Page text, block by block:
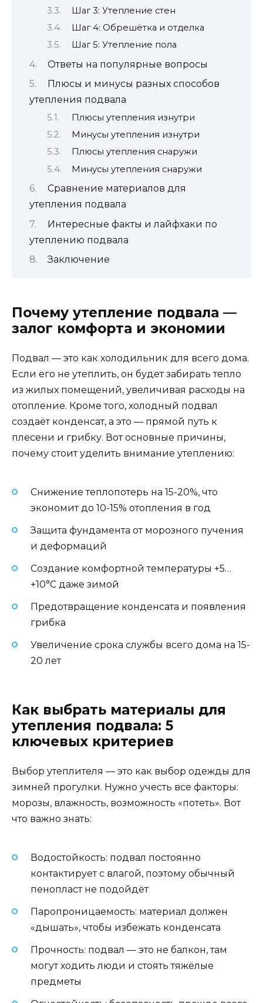
Шаг 3: Утепление стен
Шаг 4: Обрешётка и отделка
Шаг 5: Утепление пола
Ответы на популярные вопросы
Плюсы и минусы разных способов
утепления подвала
Плюсы утепления изнутри
Минусы утепления изнутри
Плюсы утепления снаружи
Минусы утепления снаружи
Сравнение материалов для
утепления подвала
Интересные факты и лайфхаки по
утеплению подвала
Заключение
Почему утепление подвала —
залог комфорта и экономии
Подвал — это как холодильник для всего дома.
Если его не утеплить, он будет забирать тепло
из жилых помещений, увеличивая расходы на
отопление. Кроме того, холодный подвал
создаёт конденсат, а это — прямой путь к
плесени и грибку. Вот основные причины,
почему стоит уделить внимание утеплению:
Снижение теплопотерь на 15-20%, что
экономит до 10-15% отопления в год
Защита фундамента от морозного пучения
и деформаций
Создание комфортной температуры +5…
+10°C даже зимой
Предотвращение конденсата и появления
грибка
Увеличение срока службы всего дома на 15-
20 лет
Как выбрать материалы для
утепления подвала: 5
ключевых критериев
Выбор утеплителя — это как выбор одежды для
зимней прогулки. Нужно учесть все факторы:
морозы, влажность, возможность «потеть». Вот
что важно знать:
Водостойкость: подвал постоянно
контактирует с влагой, поэтому обычный
пенопласт не подойдёт
Паропроницаемость: материал должен
«дышать», чтобы избежать конденсата
Прочность: подвал — это не балкон, там
могут ходить люди и стоять тяжёлые
предметы